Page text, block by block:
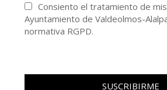
Consiento el tratamiento de
Ayuntamiento de Valdeolmos-
normativa RGPD.